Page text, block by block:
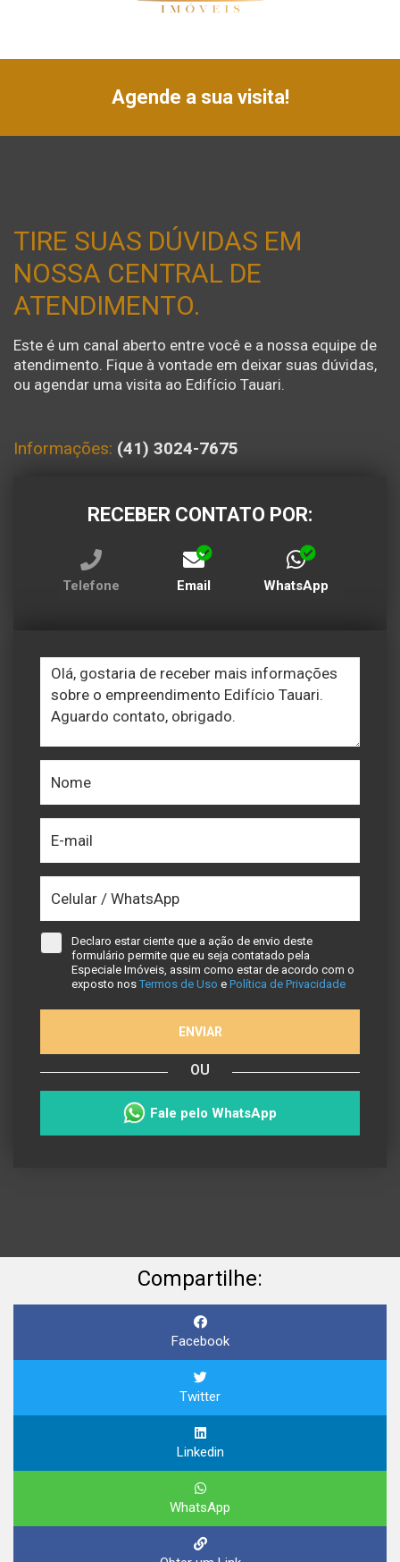
Agende a sua visita!
TIRE SUAS DÚVIDAS EM
NOSSA CENTRAL DE
ATENDIMENTO.
Este é um canal aberto entre você e a nossa equipe de
atendimento. Fique à vontade em deixar suas dúvidas,
ou agendar uma visita ao Edifício Tauari.
Informações: (41) 3024-7675
RECEBER CONTATO POR:
Telefone Email WhatsApp
Declaro estar ciente que a ação de envio deste
formulário permite que eu seja contatado pela
Especiale Imóveis, assim como estar de acordo com o
exposto nos Termos de Uso e Política de Privacidade
ENVIAR
OU
Fale pelo WhatsApp
Compartilhe:
Facebook
Twitter
Linkedin
WhatsApp